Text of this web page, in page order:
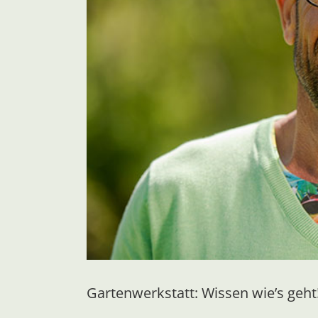
Gartenwerkstatt: Wissen wie’s